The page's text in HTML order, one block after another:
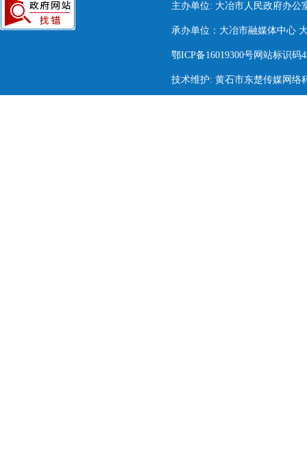
主办单位: 大冶市人民政府办公
承办单位：大冶市融媒体中心
鄂ICP备16019300号网站标识码
技术维护: 黄石市东楚传媒网络